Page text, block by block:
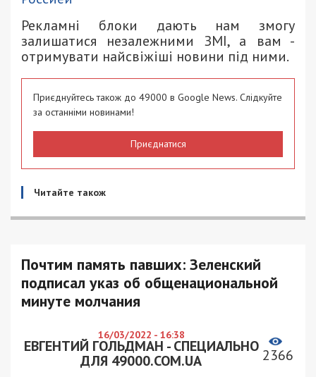
Рекламні блоки дають нам змогу
залишатися незалежними ЗМІ, а вам -
отримувати найсвіжіші новини під ними.
Приєднуйтесь також до 49000 в Google News. Слідкуйте
за останніми новинами!
Приєднатися
Читайте також
Почтим память павших: Зеленский
подписал указ об общенациональной
минуте молчания
16/03/2022 - 16:38
ЕВГЕНТИЙ ГОЛЬДМАН - СПЕЦИАЛЬНО
ДЛЯ 49000.COM.UA
2366